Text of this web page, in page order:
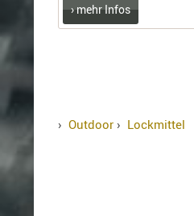
› mehr Infos
› Outdoor › Lockmittel